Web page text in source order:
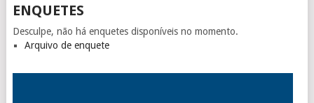
ENQUETES
Desculpe, não há enquetes disponíveis no momento.
Arquivo de enquete